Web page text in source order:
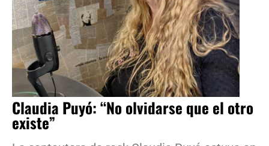
Claudia Puyó: “No olvidarse que el otro
existe”